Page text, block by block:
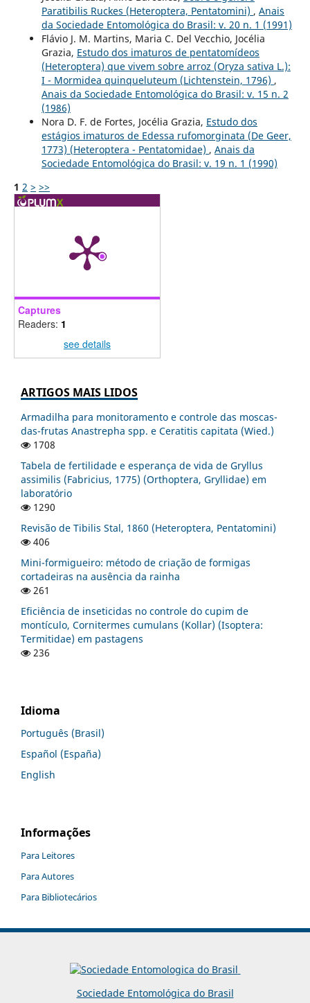
Paratibilis Ruckes (Heteroptera, Pentatomini) , Anais
da Sociedade Entomológica do Brasil: v. 20 n. 1 (1991)
Flávio J. M. Martins, Maria C. Del Vecchio, Jocélia
Grazia, Estudo dos imaturos de pentatomídeos
(Heteroptera) que vivem sobre arroz (Oryza sativa L.):
I - Mormidea quinqueluteum (Lichtenstein, 1796) ,
Anais da Sociedade Entomológica do Brasil: v. 15 n. 2
(1986)
Nora D. F. de Fortes, Jocélia Grazia, Estudo dos
estágios imaturos de Edessa rufomorginata (De Geer,
1773) (Heteroptera - Pentatomidae) , Anais da
Sociedade Entomológica do Brasil: v. 19 n. 1 (1990)
1 2 > >>
Captures
Readers: 1
see details
ARTIGOS MAIS LIDOS
Armadilha para monitoramento e controle das moscas-
das-frutas Anastrepha spp. e Ceratitis capitata (Wied.)
1708
Tabela de fertilidade e esperança de vida de Gryllus
assimilis (Fabricius, 1775) (Orthoptera, Gryllidae) em
laboratório
1290
Revisão de Tibilis Stal, 1860 (Heteroptera, Pentatomini)
406
Mini-formigueiro: método de criação de formigas
cortadeiras na ausência da rainha
261
Eficiência de inseticidas no controle do cupim de
montículo, Cornitermes cumulans (Kollar) (Isoptera:
Termitidae) em pastagens
236
Idioma
Português (Brasil)
Español (España)
English
Informações
Para Leitores
Para Autores
Para Bibliotecários
Sociedade Entomológica do Brasil